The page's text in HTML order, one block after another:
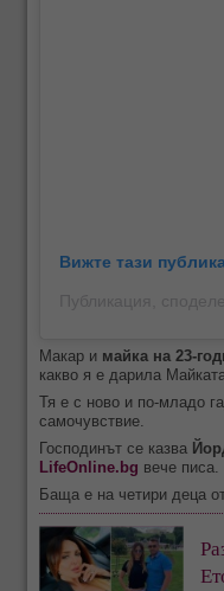
Вижте тази
Макар и майка на 23-
какво я е дарила
Тя е с ново и по-младо
самочувствие.
Господинът се казва
LifeOnline.bg вече писа.
Баща е на четири деца